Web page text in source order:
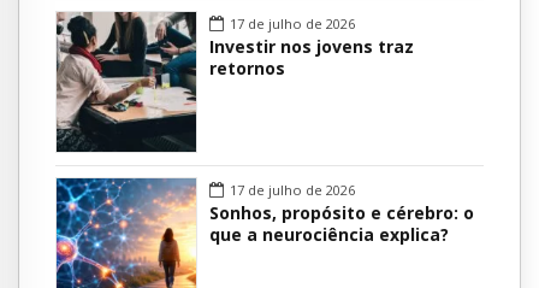
17 de julho de 2026
Investir nos jovens traz
retornos
17 de julho de 2026
Sonhos, propósito e cérebro: o
que a neurociência explica?